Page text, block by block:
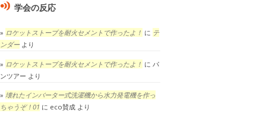
学会の反応
ロケットストーブを耐火セメントで作ったよ！ に テ
ンダーより
ロケットストーブを耐火セメントで作ったよ！ に パ
ンツアー より
壊れたインバーター式洗濯機から水力発電機を作っ
ちゃうぞ！01 に eco賛成 より